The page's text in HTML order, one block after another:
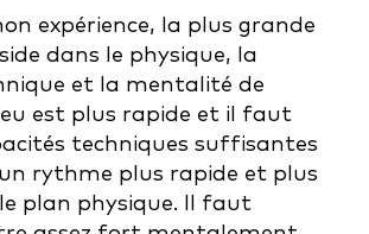
expérience, la plus grande
dans le physique, la
et la mentalité de
est plus rapide et il faut
techniques suffisantes
rythme plus rapide et plus
plan physique. Il faut